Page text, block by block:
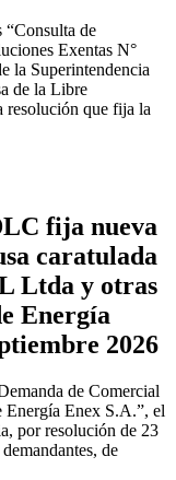
de
Exentas N°
la Superintendencia
de la Libre
resolución que fija la
fija nueva
caratulada
Ltda y otras
Energía
2026
de Comercial
Energía Enex S.A.”, el
por resolución de 23
de